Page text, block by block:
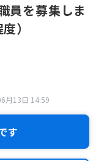
員を募集しま
）
月13日 14:59
す